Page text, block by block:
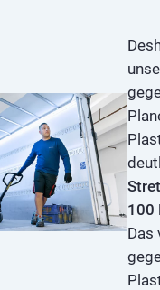
100
Das